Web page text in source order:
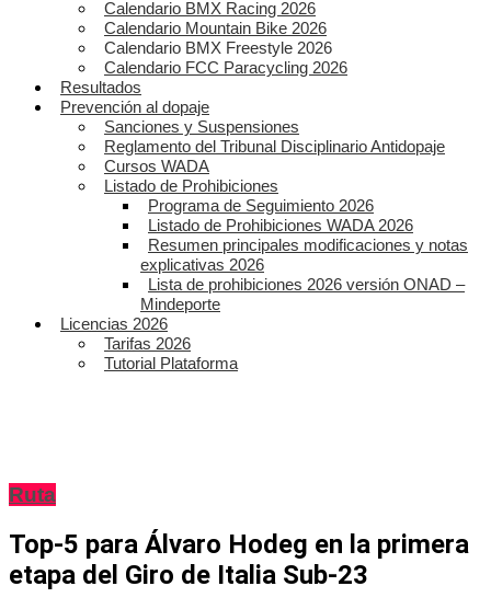
Calendario BMX Racing 2026
Calendario Mountain Bike 2026
Calendario BMX Freestyle 2026
Calendario FCC Paracycling 2026
Resultados
Prevención al dopaje
Sanciones y Suspensiones
Reglamento del Tribunal Disciplinario Antidopaje
Cursos WADA
Listado de Prohibiciones
Programa de Seguimiento 2026
Listado de Prohibiciones WADA 2026
Resumen principales modificaciones y notas
explicativas 2026
Lista de prohibiciones 2026 versión ONAD –
Mindeporte
Licencias 2026
Tarifas 2026
Tutorial Plataforma
Ruta
Top-5 para Álvaro Hodeg en la primera
etapa del Giro de Italia Sub-23